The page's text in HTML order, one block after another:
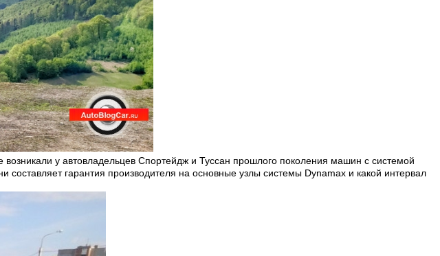
у автовладельцев Спортейдж и Туссан прошлого поколения машин с системой
составляет гарантия производителя на основные узлы системы Dynamax и какой интервал